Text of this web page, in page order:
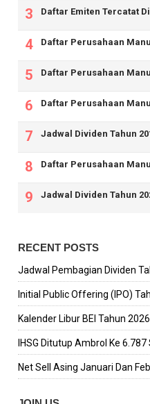
Daftar Emiten Tercatat Di
Daftar Perusahaan
Daftar Perusahaan
Daftar Perusahaan
Jadwal Dividen Tahun
Daftar Perusahaan
Jadwal Dividen Tahun
RECENT POSTS
Jadwal Pembagian Dividen
Initial Public Offering (IPO)
Kalender Libur BEI Tahun 2026
IHSG Ditutup Ambrol Ke
Net Sell Asing Januari Dan